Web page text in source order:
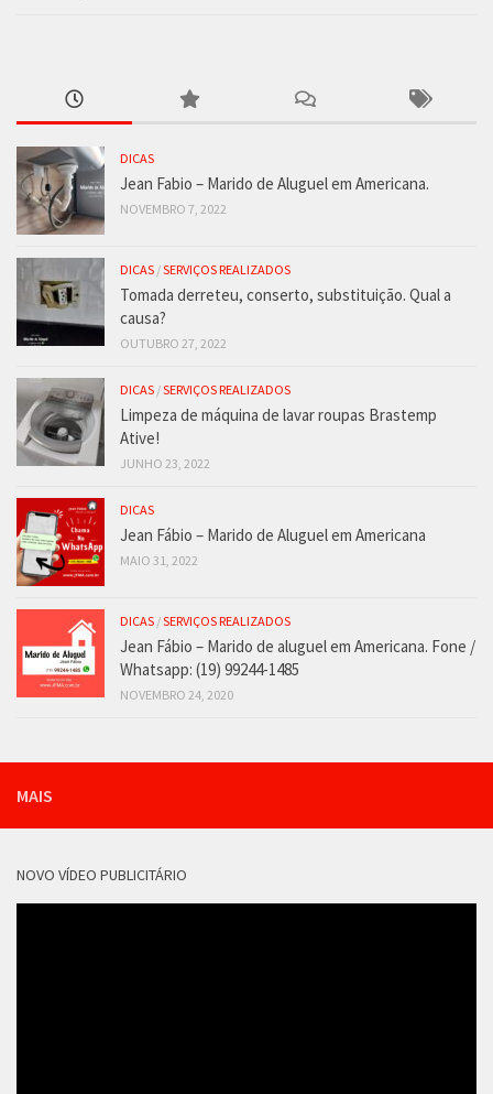
DICAS
Jean Fabio – Marido de Aluguel em Americana.
NOVEMBRO 7, 2022
DICAS /SERVIÇOS REALIZADOS
Tomada derreteu, conserto, substituição. Qual a
causa?
OUTUBRO 27, 2022
DICAS /SERVIÇOS REALIZADOS
Limpeza de máquina de lavar roupas Brastemp
Ative!
JUNHO 23, 2022
DICAS
Jean Fábio – Marido de Aluguel em Americana
MAIO 31, 2022
DICAS /SERVIÇOS REALIZADOS
Jean Fábio – Marido de aluguel em Americana. Fone /
Whatsapp: (19) 99244-1485
NOVEMBRO 24, 2020
MAIS
NOVO VÍDEO PUBLICITÁRIO